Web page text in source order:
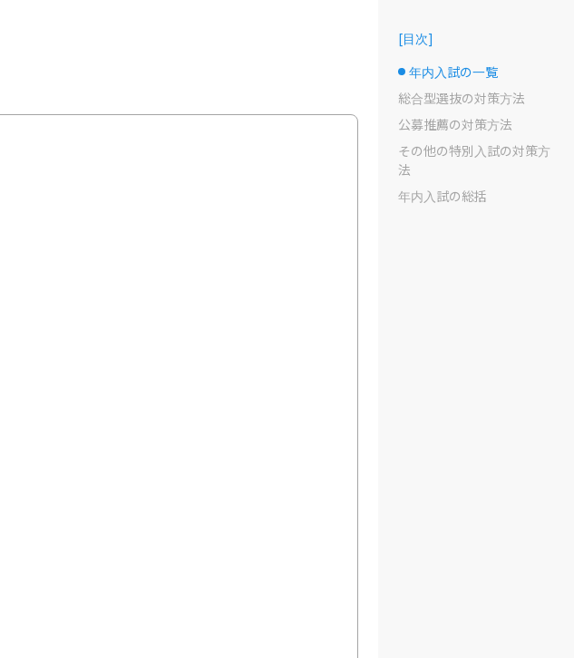
[目次]
選択中のドット
年内入試の一覧
総合型選抜の対策方法
公募推薦の対策方法
その他の特別入試の対策方
法
年内入試の総括